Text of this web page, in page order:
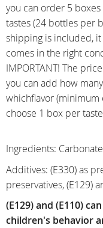
you can order 5
tastes (24 bottles per
shipping is included,
comes in the right
IMPORTANT! The
you can add how
whichflavor (minimum
choose 1 box per
Ingredients:
Additives: (E330) as
preservatives, (E129)
(E129) and (E110)
children's behavior